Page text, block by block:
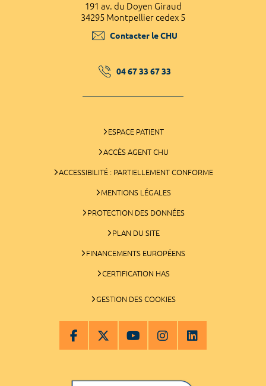
191 av. du Doyen Giraud
34295 Montpellier cedex 5
Contacter le CHU
04 67 33 67 33
ESPACE PATIENT
ACCÈS AGENT CHU
ACCESSIBILITÉ : PARTIELLEMENT CONFORME
MENTIONS LÉGALES
PROTECTION DES DONNÉES
PLAN DU SITE
FINANCEMENTS EUROPÉENS
CERTIFICATION HAS
GESTION DES COOKIES